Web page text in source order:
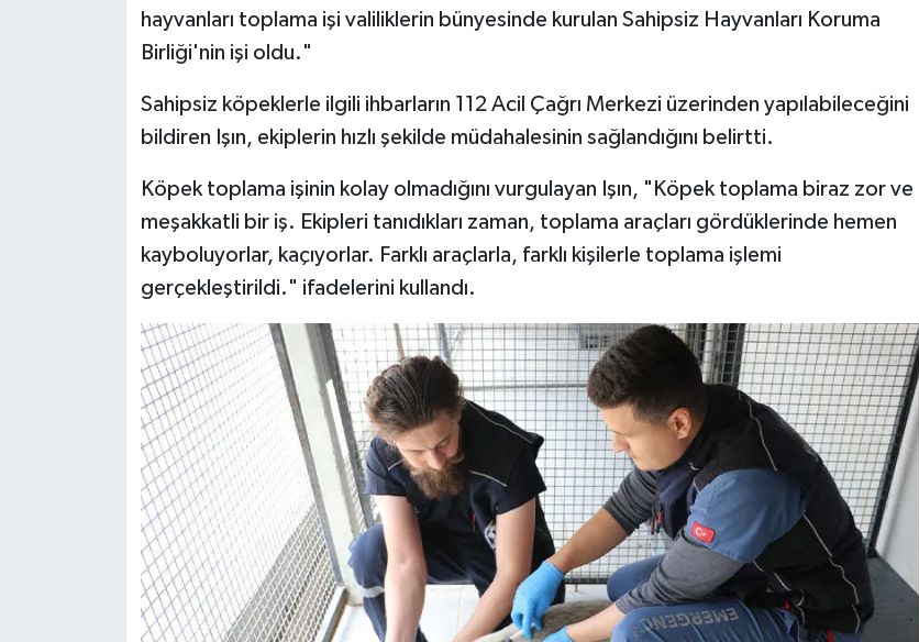
hayvanları toplama işi valiliklerin bünyesinde kurulan Sahipsiz Hayvanları Koruma
Birliği'nin işi oldu."
Sahipsiz köpeklerle ilgili ihbarların 112 Acil Çağrı Merkezi üzerinden yapılabileceğini
bildiren Işın, ekiplerin hızlı şekilde müdahalesinin sağlandığını belirtti.
Köpek toplama işinin kolay olmadığını vurgulayan Işın, "Köpek toplama biraz zor ve
meşakkatli bir iş. Ekipleri tanıdıkları zaman, toplama araçları gördüklerinde hemen
kayboluyorlar, kaçıyorlar. Farklı araçlarla, farklı kişilerle toplama işlemi
gerçekleştirildi." ifadelerini kullandı.